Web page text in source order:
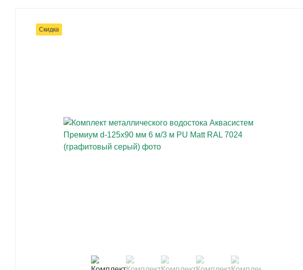
Скидка